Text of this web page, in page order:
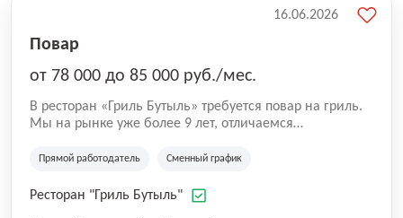
Повар
от 78 000 до 85 000 руб./мес.
В ресторан «Гриль Бутыль» требуется повар на гриль.
Мы на рынке уже более 9 лет, отличаемся
персоналу. Ценим и заботимся о персонале.
любят. Наши плюсы: Никаких задержек зарплаты нет,
Прямой работодатель Сменный график
Ресторан "Гриль Бутыль"
16.06.2026